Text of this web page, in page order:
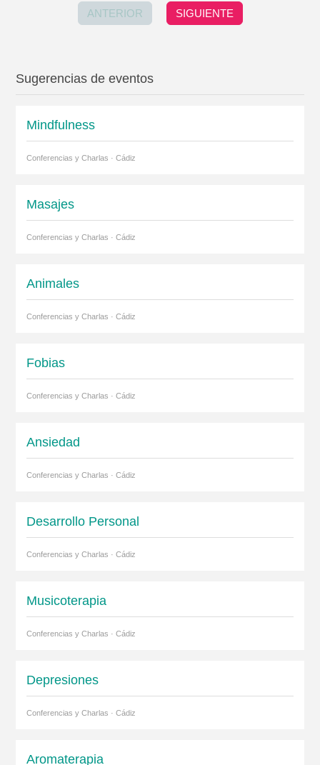
ANTERIOR SIGUIENTE
Sugerencias de eventos
Mindfulness
Conferencias y Charlas · Cádiz
Masajes
Conferencias y Charlas · Cádiz
Animales
Conferencias y Charlas · Cádiz
Fobias
Conferencias y Charlas · Cádiz
Ansiedad
Conferencias y Charlas · Cádiz
Desarrollo Personal
Conferencias y Charlas · Cádiz
Musicoterapia
Conferencias y Charlas · Cádiz
Depresiones
Conferencias y Charlas · Cádiz
Aromaterapia